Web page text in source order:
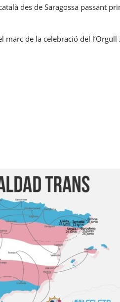
des de Saragossa passant
de la celebració del l’Orgull